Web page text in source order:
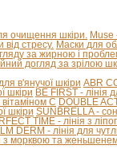
очищення шкіри. Muse
від стресу. Маски для
за жирною і
догляд за зрілою
в'янучої шкіри ABR
​​шкіри BE FIRST - лінія
С DOUBLE
шкіри SUNBRELLA -
TIME - лінія з
DERM - лінія для
з морквою та